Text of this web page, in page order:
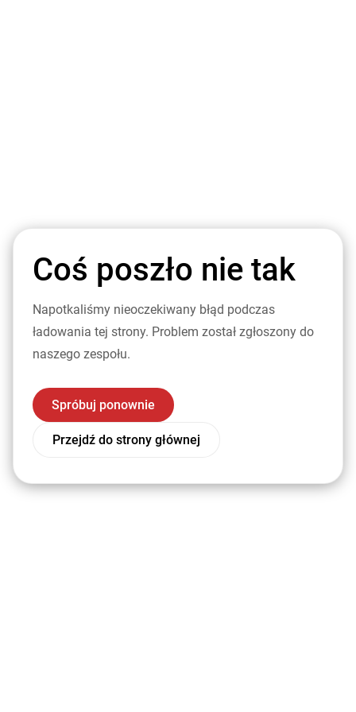
Coś poszło nie tak
Napotkaliśmy nieoczekiwany błąd podczas
ładowania tej strony. Problem został zgłoszony do
naszego zespołu.
Spróbuj ponownie
Przejdź do strony głównej